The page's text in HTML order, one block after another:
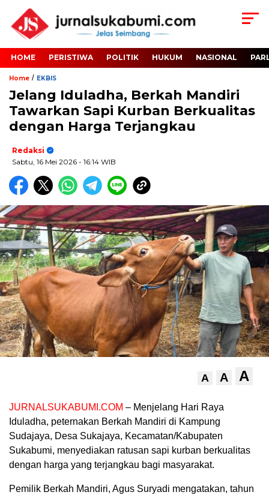
HOME PERISTIWA POLITIK HUKUM NASIONAL
Home / EKBIS
Jelang Iduladha, Berkah Mandiri
Tawarkan Sapi Kurban Berkualitas
dengan Harga Terjangkau
Redaksi
Sabtu, 16 Mei 2026 - 16:14 WIB
A A A
JURNALSUKABUMI.COM – Menjelang Hari Raya
Iduladha, peternakan Berkah Mandiri di Kampung
Sudajaya, Desa Sukajaya, Kecamatan/Kabupaten
Sukabumi, menyediakan ratusan sapi kurban berkualitas
dengan harga yang terjangkau bagi masyarakat.
Pemilik Berkah Mandiri, Agus Suryadi mengatakan, tahun